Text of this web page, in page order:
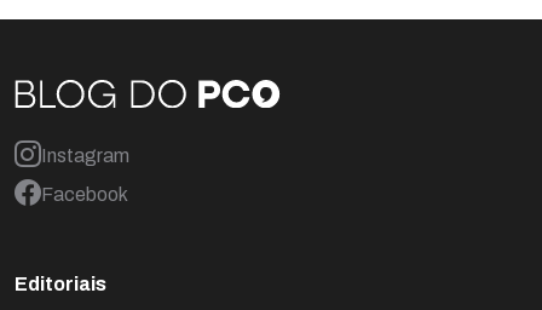
Instagram
Facebook
Editoriais